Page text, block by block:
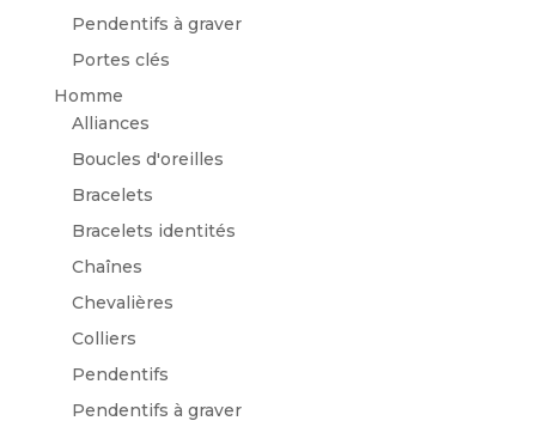
Pendentifs à graver
Portes clés
Homme
Alliances
Boucles d'oreilles
Bracelets
Bracelets identités
Chaînes
Chevalières
Colliers
Pendentifs
Pendentifs à graver